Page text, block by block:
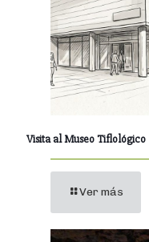
Visita al Museo Tiflológico
Ver más